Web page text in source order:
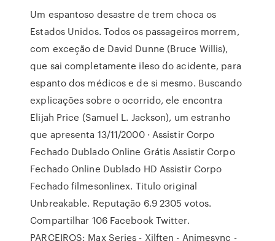
Um espantoso desastre de trem choca os
Estados Unidos. Todos os passageiros morrem,
com exceção de David Dunne (Bruce Willis),
que sai completamente ileso do acidente, para
espanto dos médicos e de si mesmo. Buscando
explicações sobre o ocorrido, ele encontra
Elijah Price (Samuel L. Jackson), um estranho
que apresenta 13/11/2000 · Assistir Corpo
Fechado Dublado Online Grátis Assistir Corpo
Fechado Online Dublado HD Assistir Corpo
Fechado filmesonlinex. Titulo original
Unbreakable. Reputação 6.9 2305 votos.
Compartilhar 106 Facebook Twitter.
PARCEIROS: Max Series - Xilften - Animesync -